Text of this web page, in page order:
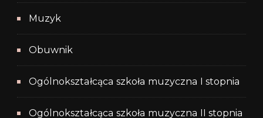
Muzyk
Obuwnik
Ogólnokształcąca szkoła muzyczna I stopnia
Ogólnokształcąca szkoła muzyczna II stopnia